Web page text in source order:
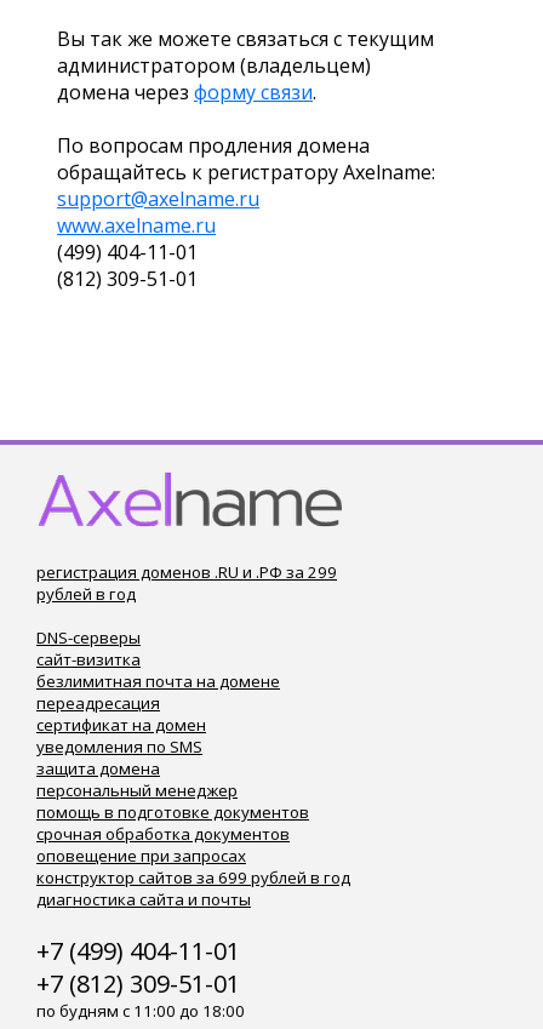
Вы так же можете связаться с текущим
администратором (владельцем)
домена через форму связи.
По вопросам продления домена
обращайтесь к регистратору Axelname:
support@axelname.ru
www.axelname.ru
(499) 404-11-01
(812) 309-51-01
регистрация доменов .RU и .РФ за 299
рублей в год
DNS-серверы
сайт-визитка
безлимитная почта на домене
переадресация
сертификат на домен
уведомления по SMS
защита домена
персональный менеджер
помощь в подготовке документов
срочная обработка документов
оповещение при запросах
конструктор сайтов за 699 рублей в год
диагностика сайта и почты
+7 (499) 404-11-01
+7 (812) 309-51-01
по будням с 11:00 до 18:00